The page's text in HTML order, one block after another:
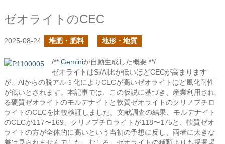
ゼオライトのCEC
2025-08-24 堆肥・肥料 地形・地質
/** Geminiが自動生成した概要 **/
ゼオライトはSi/Al比が低いほどCECが高まります
が、Alからの脱アルミ化によりCECが高いゼオライトほど風化耐性
が低いとされます。本記事では、この仮説に基づき、産業利用され
る硬質ゼオライトのモルデナイトと軟質ゼオライトのクリノプチロ
ライトのCECを比較検証しました。文献調査の結果、モルデナイト
のCECが117〜169、クリノプチロライトが118〜175と、軟質ゼオ
ライトの方が全体的に高いという当初の予想に反し、両者に大きな